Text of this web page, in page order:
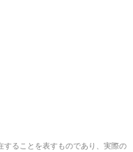
ることを表すものであり、実際の